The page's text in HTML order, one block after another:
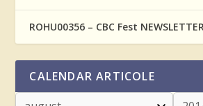
ROHU00356 – CBC Fest
CALENDAR ARTICOLE